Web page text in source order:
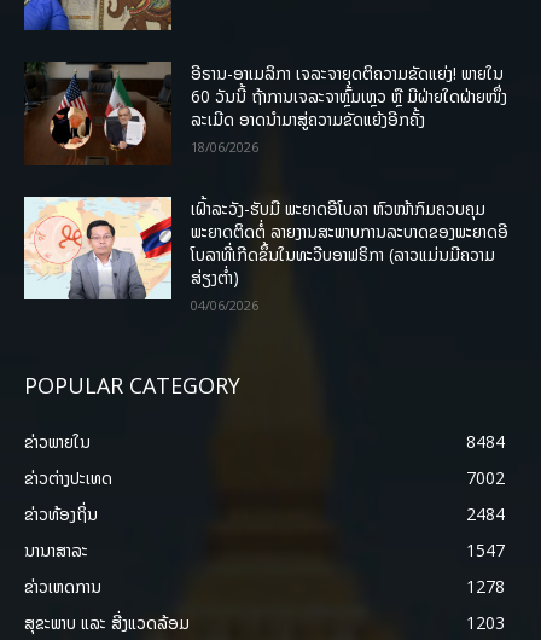
ອີຣານ-ອາເມລິກາ ເຈລະຈາຍຸດຕິຄວາມຂັດແຍ່ງ! ພາຍໃນ
60 ວັນນີ້ ຖ້າການເຈລະຈາຫຼົ້ມເຫຼວ ຫຼື ມີຝ່າຍໃດຝ່າຍໜຶ່ງ
ລະເມີດ ອາດນໍາມາສູ່ຄວາມຂັດແຍ້ງອີກຄັ້ງ
18/06/2026
ເຝົ້າລະວັງ-ຮັບມື ພະຍາດອີໂບລາ ຫົວໜ້າກົມຄວບຄຸມ
ພະຍາດຕິດຕໍ່ ລາຍງານສະພາບການລະບາດຂອງພະຍາດອີ
ໂບລາທີ່ເກີດຂຶ້ນໃນທະວີບອາຟຣິກາ (ລາວແມ່ນມີຄວາມ
ສ່ຽງຕໍ່າ)
04/06/2026
POPULAR CATEGORY
ຂ່າວພາຍ​ໃນ
8484
ຂ່າວຕ່າງປະເທດ
7002
ຂ່າວທ້ອງຖິ່ນ
2484
ນານາສາລະ
1547
ຂ່າວເຫດການ
1278
ສຸຂະພາບ ແລະ ສີ່ງແວດລ້ອມ
1203